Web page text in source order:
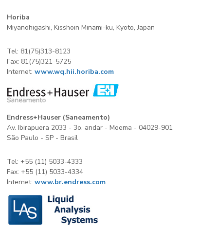
Horiba
Miyanohigashi, Kisshoin Minami-ku, Kyoto, Japan
Tel: 81(75)313-8123
Fax: 81(75)321-5725
Internet: www.wq.hii.horiba.com
Endress+Hauser (Saneamento)
Av. Ibirapuera 2033 - 3o. andar - Moema - 04029-901
São Paulo - SP - Brasil
Tel: +55 (11) 5033-4333
Fax: +55 (11) 5033-4334
Internet: www.br.endress.com